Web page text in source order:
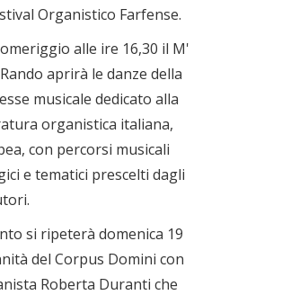
Organistico Farfense.
alle ire 16,30 il M'
aprirà le danze della
musicale dedicato alla
organistica italiana,
con percorsi musicali
e tematici prescelti dagli
si ripeterà domenica 19
del Corpus Domini con
Roberta Duranti che